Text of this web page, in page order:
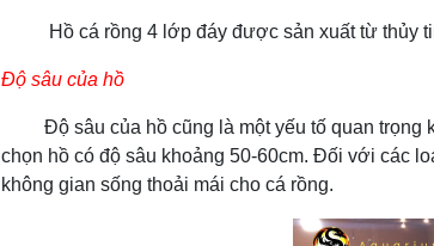
Hồ cá rồng 4 lớp đáy được sản xuất từ thủy
Độ sâu của hồ
Độ sâu của hồ cũng là một yếu tố quan trọng
chọn hồ có độ sâu khoảng 50-60cm. Đối với các
không gian sống thoải mái cho cá rồng.